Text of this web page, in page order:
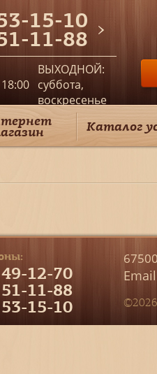
15-10
11-88
ВЫХОДНОЙ:
суббота,
воскресенье
Каталог
49-12-70
51-11-88
53-15-10